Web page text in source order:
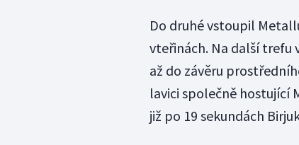
Do druhé vstoupil
vteřinách. Na další trefu
až do závěru
lavici společně hostující
již po 19 sekundách